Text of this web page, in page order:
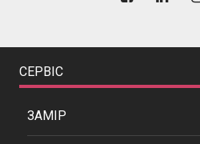
СЕРВІС
ЗАМІР